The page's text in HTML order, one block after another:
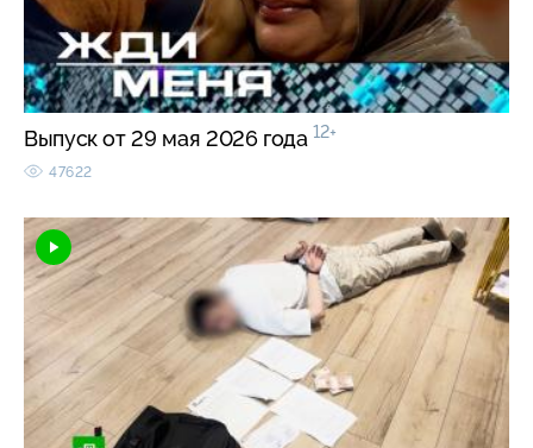
Выпуск от 29 мая 2026 года 12+
47622